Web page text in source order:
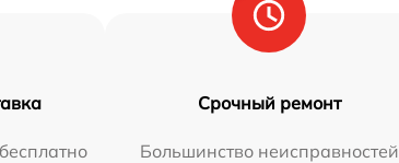
Срочный ремонт
Большинство неисправностей